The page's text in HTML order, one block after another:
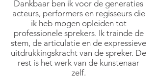
Dankbaar ben ik voor de generaties
acteurs, performers en regisseurs die
ik heb mogen opleiden tot
professionele sprekers. Ik trainde de
stem, de articulatie en de expressieve
uitdrukkingskracht van de spreker. De
rest is het werk van de kunstenaar
zelf.